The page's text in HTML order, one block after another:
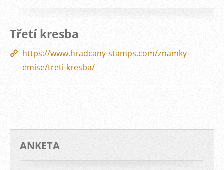
Třetí kresba
https://www.hradcany-stamps.com/znamky-
emise/treti-kresba/
ANKETA